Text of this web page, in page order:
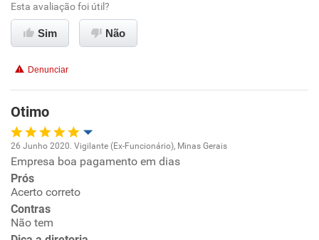
Esta avaliação foi útil?
Sim Não
Denunciar
Otimo
Oportunidade de promoção
Ambiente de trabalho
Conciliação com a vida familiar
26 Junho 2020. Vigilante (Ex-Funcionário), Minas Gerais
Empresa boa pagamento em dias
Prós
Acerto correto
Contras
Não tem